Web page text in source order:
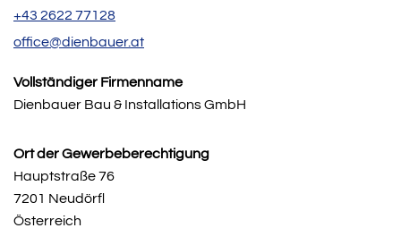
+43 2622 77128
office@dienbauer.at
Vollständiger Firmenname
Dienbauer Bau & Installations GmbH
Ort der Gewerbeberechtigung
Hauptstraße 76
7201 Neudörfl
Österreich